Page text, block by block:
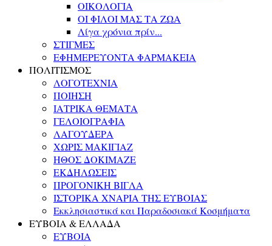
ΟΙΚΟΛΟΓΙΑ
ΟΙ ΦΙΛΟΙ ΜΑΣ ΤΑ ΖΩΑ
Λίγα χρόνια πρίν...
ΣΤΙΓΜΕΣ
ΕΦΗΜΕΡΕΥΟΝΤΑ ΦΑΡΜΑΚΕΙΑ
ΠΟΛΙΤΙΣΜΟΣ
ΛΟΓΟΤΕΧΝΙΑ
ΠΟΙΗΣΗ
ΙΑΤΡΙΚΑ ΘΕΜΑΤΑ
ΓΕΛΟΙΟΓΡΑΦΙΑ
ΛΑΓΟΥΔΕΡΑ
ΧΩΡΙΣ ΜΑΚΙΓΙΑΖ
ΗΘΟΣ ΔΟΚΙΜΑΖΕ
ΕΚΔΗΛΩΣΕΙΣ
ΠΡΟΓΟΝΙΚΗ ΒΙΓΛΑ
ΙΣΤΟΡΙΚΑ ΧΝΑΡΙΑ ΤΗΣ ΕΥΒΟΙΑΣ
Εκκλησιαστικά και Παραδοσιακά Κοσμήματα
ΕΥΒΟΙΑ & ΕΛΛΑΔΑ
ΕΥΒΟΙΑ